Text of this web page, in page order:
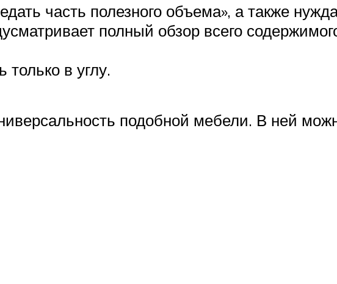
часть полезного объема», а также
полный обзор всего
в углу.
подобной мебели. В ней